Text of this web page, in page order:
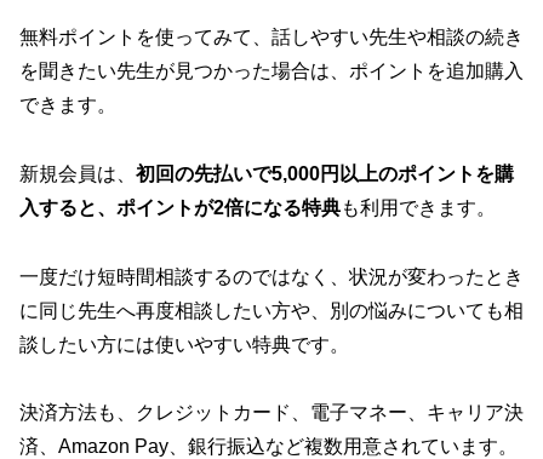
無料ポイントを使ってみて、話しやすい先生や相談の続き
を聞きたい先生が見つかった場合は、ポイントを追加購入
できます。
新規会員は、 初回の先払いで5,000円以上のポイントを購
入すると、ポイントが2倍になる特典も利用できます。
一度だけ短時間相談するのではなく、状況が変わったとき
に同じ先生へ再度相談したい方や、別の悩みについても相
談したい方には使いやすい特典です。
決済方法も、クレジットカード、電子マネー、キャリア決
済、Amazon Pay、銀行振込など複数用意されています。